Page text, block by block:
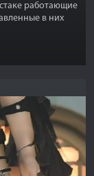
работающие
в них